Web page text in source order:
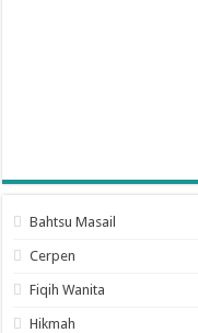
Bahtsu Masail
Cerpen
Fiqih Wanita
Hikmah